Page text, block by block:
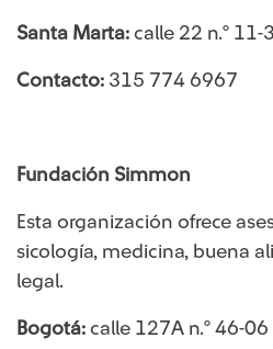
Santa Marta: calle 22 n.° 11-
Contacto: 315 774 6967
​​Fundación Simmon
Esta organización ofrece
sicología, medicina, buena
legal.
Bogotá: calle 127A n.° 46-06